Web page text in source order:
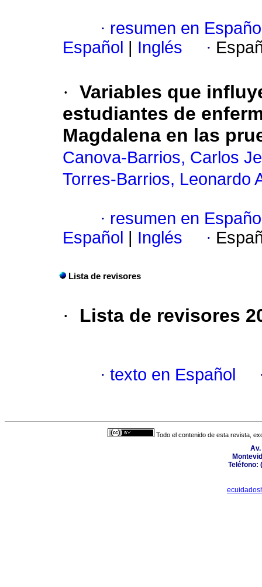
· resumen en
Español
Inglés ·
· Variables que
estudiantes de
Magdalena en las
Canova-Barrios, Carlos
Torres-Barrios, Leonardo
· resumen en
Español
Inglés ·
Lista de revisores
· Lista de revisores
· texto en Español
Todo el contenido de esta revista,
Teléfono: